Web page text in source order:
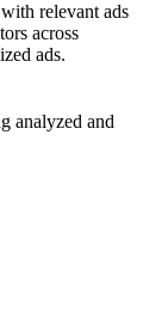
relevant ads
across
ads.
analyzed and